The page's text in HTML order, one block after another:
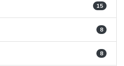
15
8
8